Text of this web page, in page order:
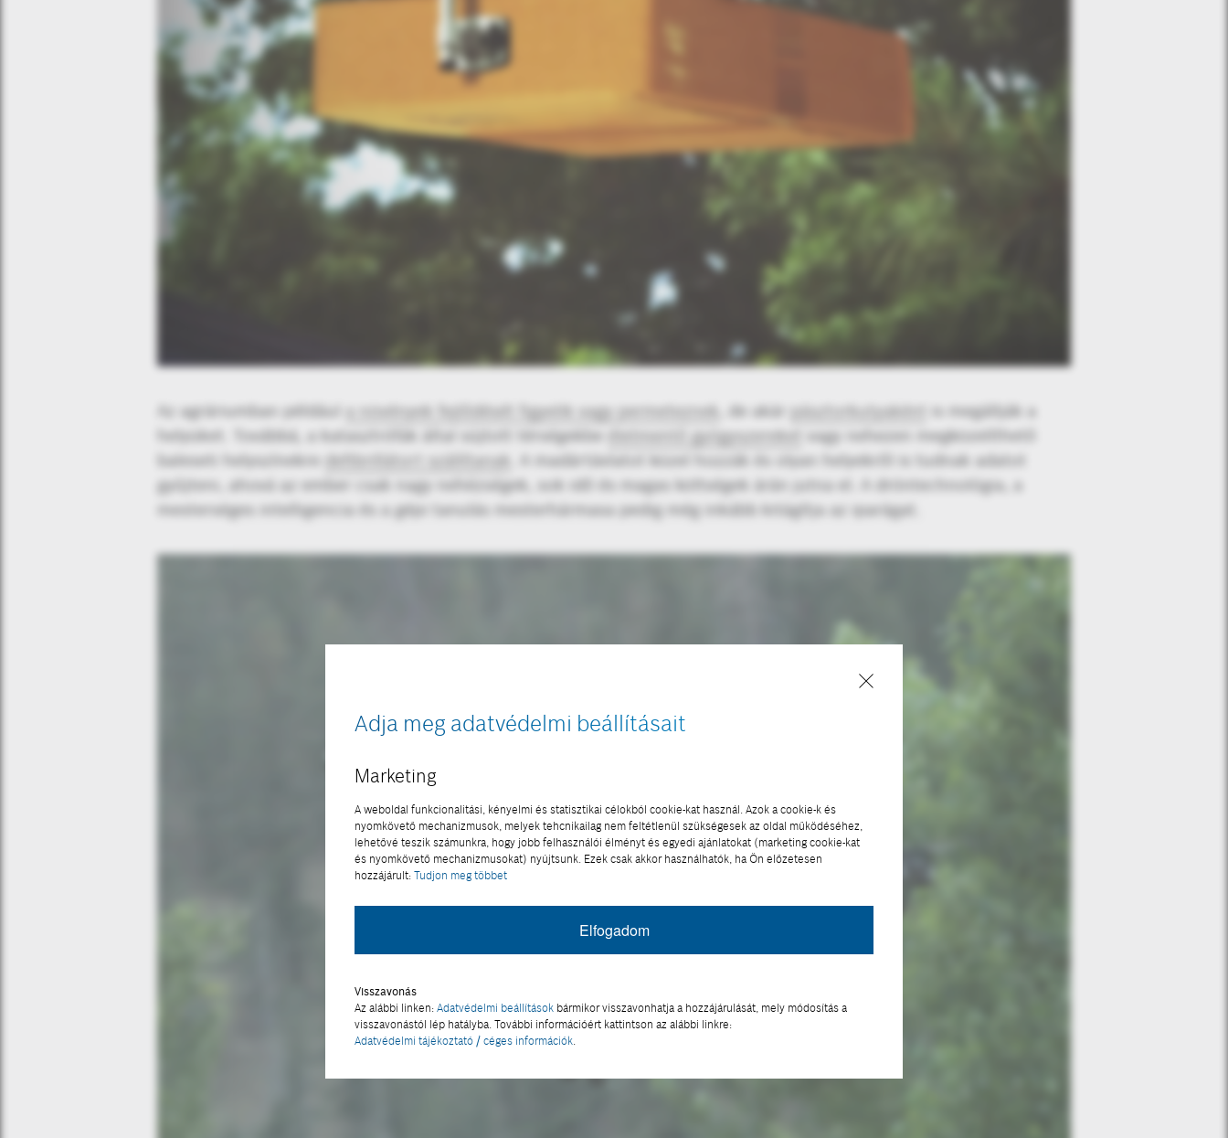
Az agráriumban például a növények fejlődését figyelik vagy permeteznek , de akár pásztorkutyaként
is megállják a
helyüket. Továbbá, a katasztrófák által sújtott térségekbe
életmentő gyógyszereket
vagy nehezen megközelíthető
baleseti helyszínekre defibrillátort szállítanak
. A madártávlatot közel hozzák és olyan helyekről is tudnak adatot
gyűjteni, ahová az ember csak nagy nehézségek, sok idő és magas költségek árán jutna el. A dróntechnológia, a
mesterséges intelligencia és a gépi tanulás mesterhármasa pedig még inkább kitágítja az iparágat.
Adja meg adatvédelmi beállításait
Marketing
A weboldal funkcionalitási, kényelmi és statisztikai célokból cookie-kat használ. Azok a cookie-k és
nyomkövető mechanizmusok, melyek tehcnikailag nem feltétlenül szükségesek az oldal működéséhez,
lehetővé teszik számunkra, hogy jobb felhasználói élményt és egyedi ajánlatokat (marketing cookie-kat
és nyomkövető mechanizmusokat) nyújtsunk. Ezek csak akkor használhatók, ha Ön előzetesen
hozzájárult: Tudjon meg többet
Elfogadom
Visszavonás
Az alábbi linken: Adatvédelmi beállítások bármikor visszavonhatja a hozzájárulását, mely módosítás a
visszavonástól lép hatályba. További információért kattintson az alábbi linkre:
Adatvédelmi tájékoztató / céges információk